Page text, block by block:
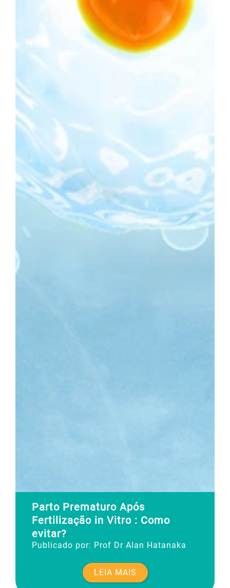
Parto Prematuro Após
Fertilização in Vitro : Como
evitar?
Publicado por: Prof Dr Alan Hatanaka
LEIA MAIS